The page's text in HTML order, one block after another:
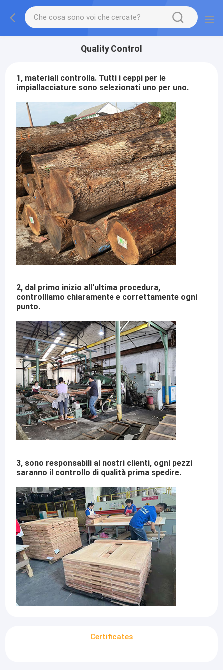
Quality Control
1, materiali controlla. Tutti i ceppi per le
impiallacciature sono selezionati uno per uno.
2, dal primo inizio all'ultima procedura,
controlliamo chiaramente e correttamente ogni
punto.
3, sono responsabili ai nostri clienti, ogni pezzi
saranno il controllo di qualità prima spedire.
Certificates